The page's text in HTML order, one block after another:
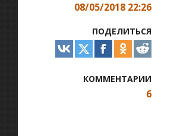
08/05/2018 22:26
ПОДЕЛИТЬСЯ
КОММЕНТАРИИ
6